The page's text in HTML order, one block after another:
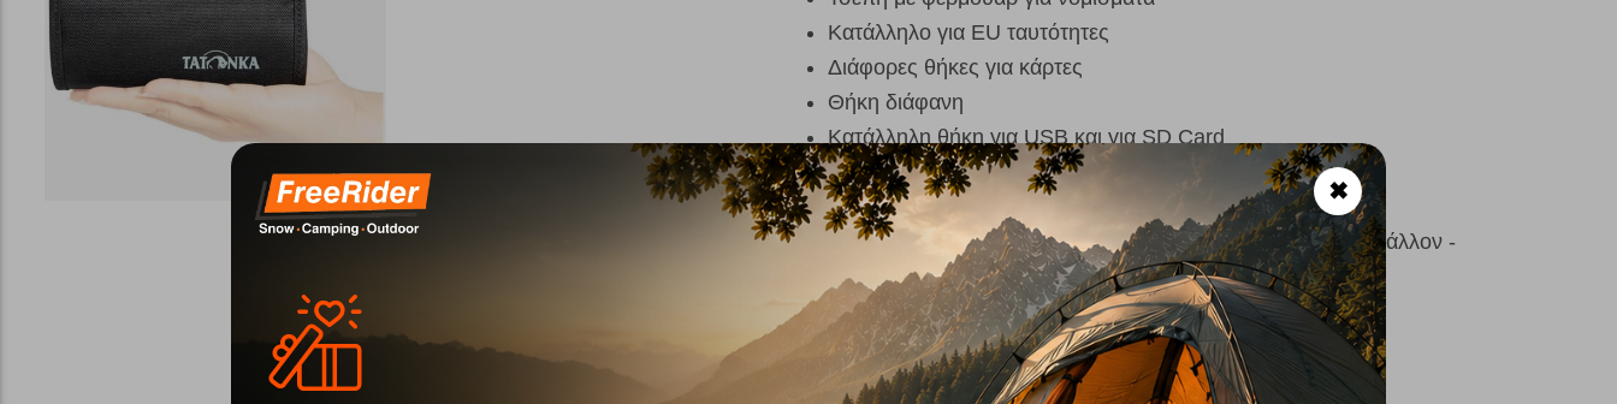
Κατάλληλο για EU ταυτότητες
Διάφορες θήκες για κάρτες
Θήκη διάφανη
Κατάλληλη θήκη για USB και για SD Card
Ενσωματωμένος κρίκος για κλειδί
Χρήση ανακυκλωμένων πρώτων υλών
Χωρίς τη χρήση χημικών ενώσεων επιβλαβών για το περιβάλλον -
PFC/PFAS-free
✖